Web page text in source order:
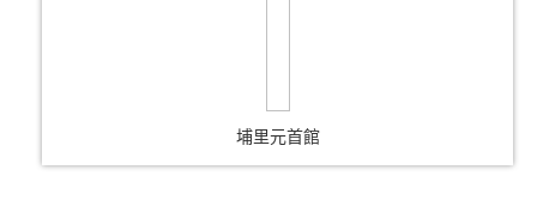
埔里元首館